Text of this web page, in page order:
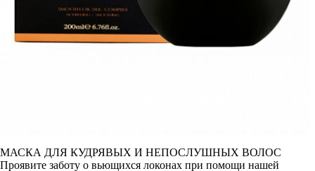
МАСКА ДЛЯ КУДРЯВЫХ И НЕПОСЛУШНЫХ ВОЛОС
Проявите заботу о вьющихся локонах при помощи нашей